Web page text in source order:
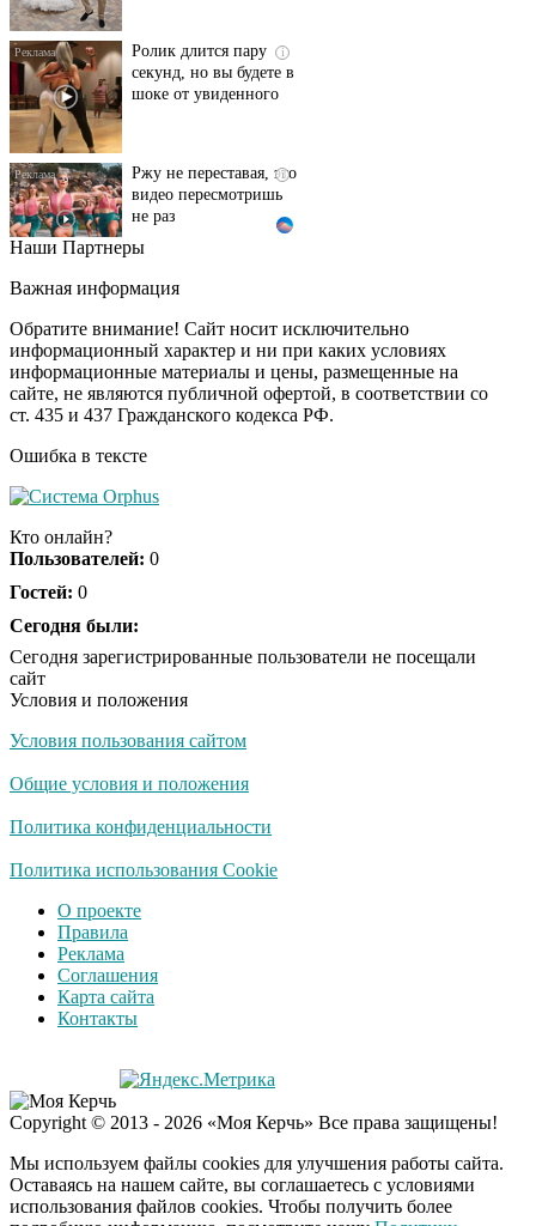
шоке от увиденного
не раз
Ролик из Омска: вы
i
Королева вагона
отожгла! Видео не
оставит равнодушным
Наши Партнеры
Важная информация
Обратите внимание! Сайт носит исключительно
информационный характер и ни при каких условиях
информационные материалы и цены, размещенные на
сайте, не являются публичной офертой, в соответствии со
ст. 435 и 437 Гражданского кодекса РФ.
Ошибка в тексте
Кто онлайн?
Пользователей: 0
Гостей: 0
Сегодня были:
Сегодня зарегистрированные пользователи не посещали
сайт
Условия и положения
Условия пользования сайтом
Общие условия и положения
Политика конфиденциальности
Политика использования Cookie
О проекте
Правила
Реклама
Соглашения
Карта сайта
Контакты
Copyright © 2013 - 2026 «Моя Керчь» Все права защищены!
Мы используем файлы cookies для улучшения работы сайта.
Оставаясь на нашем сайте, вы соглашаетесь с условиями
использования файлов cookies. Чтобы получить более